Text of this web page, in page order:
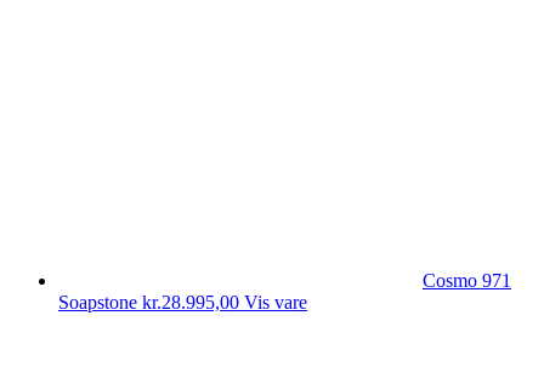
Cosmo 971
Soapstone kr.28.995,00 Vis vare